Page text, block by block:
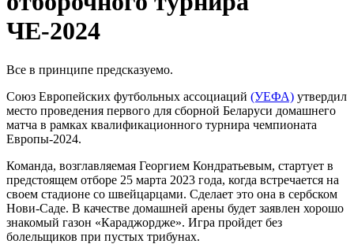
ЧЕ-2024
Все в принципе предсказуемо.
Союз Европейских футбольных ассоциаций (УЕФА) утвердил
место проведения первого для сборной Беларуси домашнего
матча в рамках квалификационного турнира чемпионата
Европы-2024.
Команда, возглавляемая Георгием Кондратьевым, стартует в
предстоящем отборе 25 марта 2023 года, когда встречается на
своем стадионе со швейцарцами. Сделает это она в сербском
Нови-Саде. В качестве домашней арены будет заявлен хорошо
знакомый газон «Караджордже». Игра пройдет без
болельщиков при пустых трибунах.